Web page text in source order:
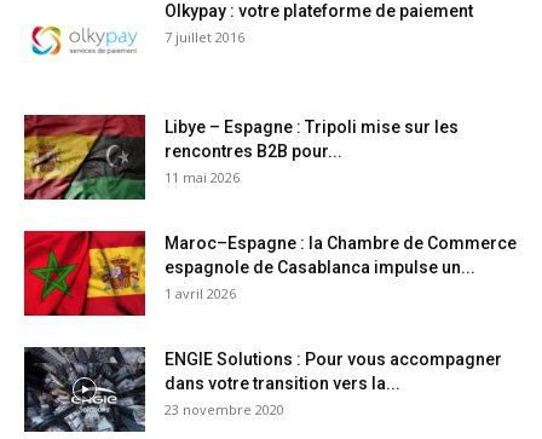
Olkypay : votre plateforme de paiement
7 juillet 2016
Libye – Espagne : Tripoli mise sur les
rencontres B2B pour...
11 mai 2026
Maroc–Espagne : la Chambre de Commerce
espagnole de Casablanca impulse un...
1 avril 2026
ENGIE Solutions : Pour vous accompagner
dans votre transition vers la...
23 novembre 2020